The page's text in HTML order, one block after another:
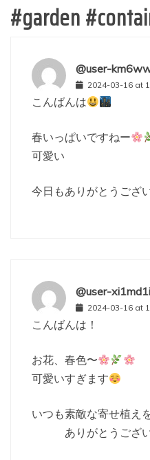
#garden
@user-
2024-03-16 at
こんばんは
春いっぱいですねー
可愛い
今日もありがとうござ
@user-
2024-03-16 at
こんばんは！
お花、春色〜
可愛いすぎます
いつも素敵な寄せ植え
ありがとうござい